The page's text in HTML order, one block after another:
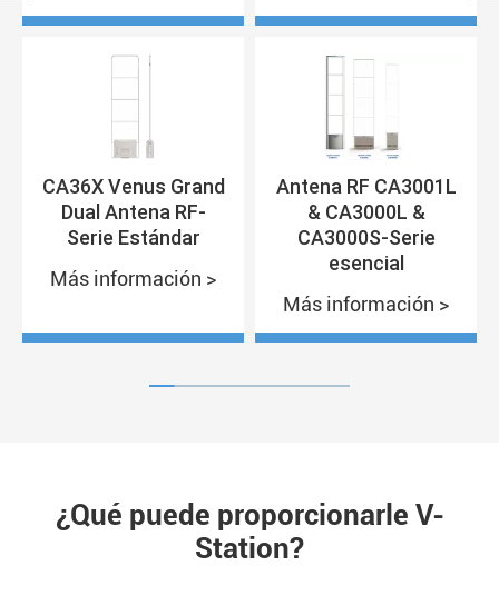
CA36X Venus Grand
Dual Antena RF-
Serie Estándar
Más información >
Antena RF CA3001L
& CA3000L &
CA3000S-Serie
esencial
Más información >
¿Qué puede proporcionarle V-
Station?